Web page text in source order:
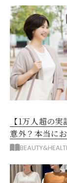
【1万人超の実
意外？本当に
運動とストレス